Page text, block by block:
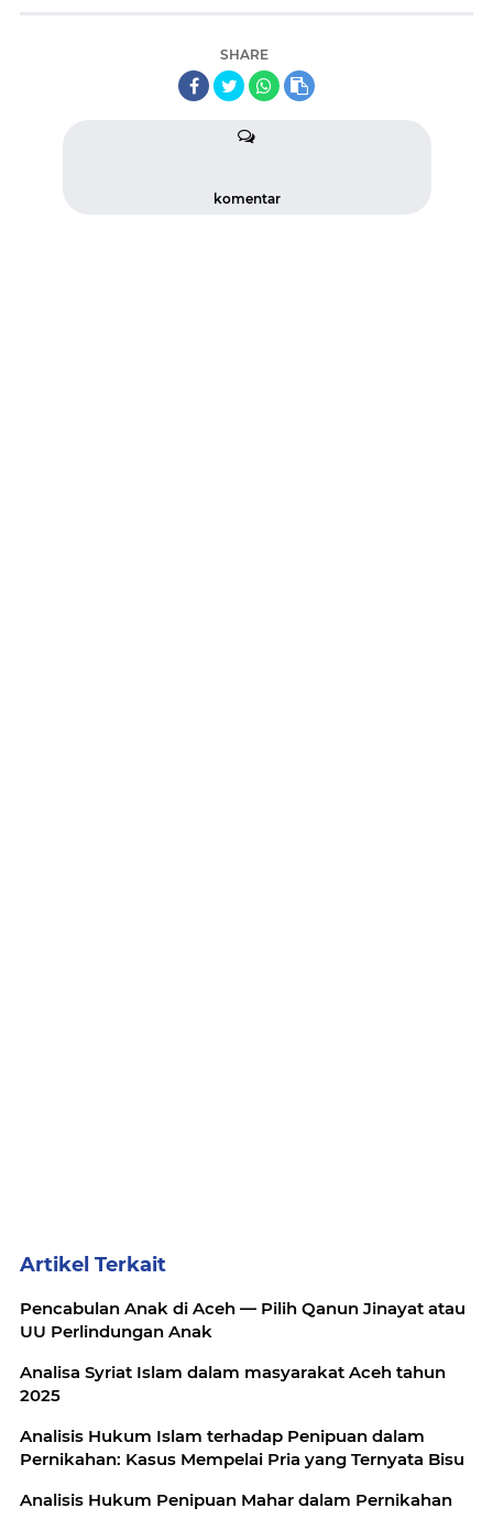
SHARE
komentar
Artikel Terkait
Pencabulan Anak di Aceh — Pilih Qanun Jinayat atau
UU Perlindungan Anak
Analisa Syriat Islam dalam masyarakat Aceh tahun
2025
Analisis Hukum Islam terhadap Penipuan dalam
Pernikahan: Kasus Mempelai Pria yang Ternyata Bisu
Analisis Hukum Penipuan Mahar dalam Pernikahan